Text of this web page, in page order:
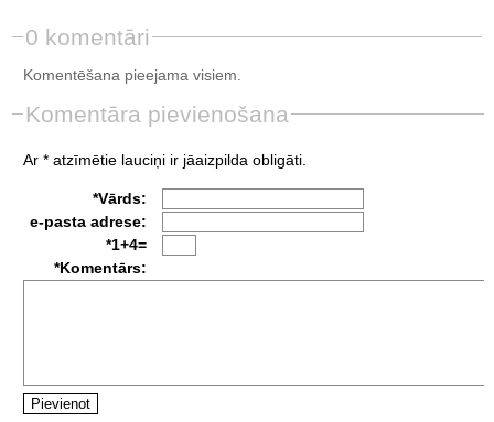
0 komentāri
Komentēšana pieejama visiem.
Komentāra pievienošana
Ar * atzīmētie lauciņi ir jāaizpilda obligāti.
*Vārds:
e-pasta adrese:
*1+4=
*Komentārs: